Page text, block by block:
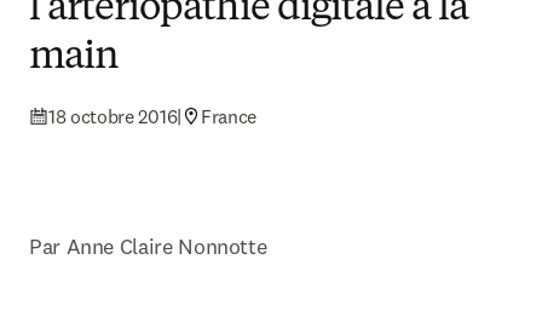
l’artériopathie digitale à la
main
18 octobre 2016| France
Par Anne Claire Nonnotte